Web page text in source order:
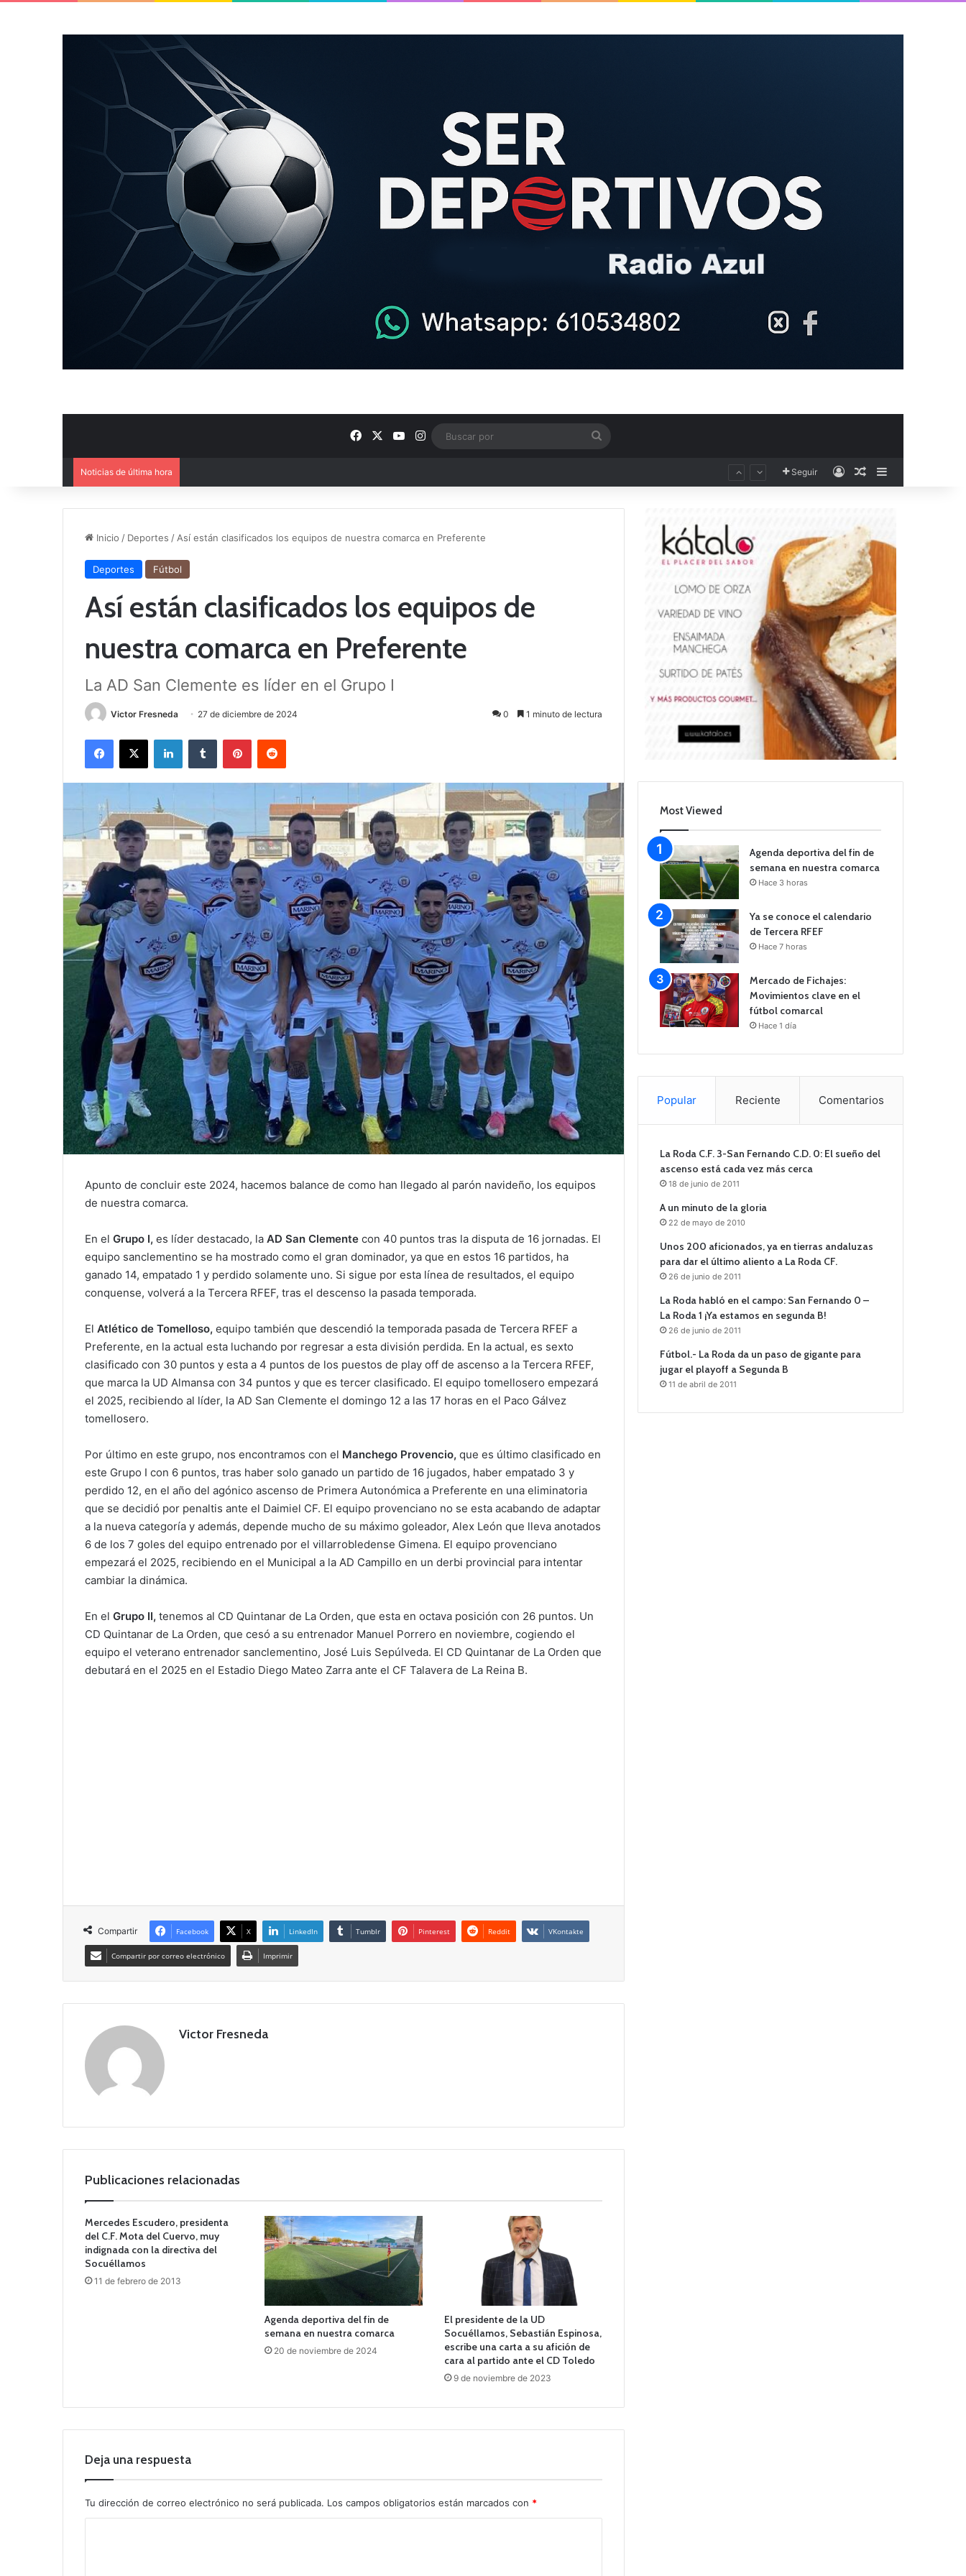
FacebookYouTube
Instagram
Noticias de última hora Seguir AccesoPublicación al
Inicio / Deportes / Así están clasificados los equipos de nuestra comarca en Preferente
Deportes Fútbol
Así están clasificados los equipos de
nuestra comarca en Preferente
La AD San Clemente es líder en el Grupo I
Victor Fresneda 27 de diciembre de 2024 0 1 minuto de lectura
Apunto de concluir este 2024, hacemos balance de como han llegado al parón navideño, los equipos
de nuestra comarca.
En el Grupo I, es líder destacado, la AD San Clemente con 40 puntos tras la disputa de 16 jornadas. El
equipo sanclementino se ha mostrado como el gran dominador, ya que en estos 16 partidos, ha
ganado 14, empatado 1 y perdido solamente uno. Si sigue por esta línea de resultados, el equipo
conquense, volverá a la Tercera RFEF, tras el descenso la pasada temporada.
El Atlético de Tomelloso, equipo también que descendió la temporada pasada de Tercera RFEF a
Preferente, en la actual esta luchando por regresar a esta división perdida. En la actual, es sexto
clasificado con 30 puntos y esta a 4 puntos de los puestos de play off de ascenso a la Tercera RFEF,
que marca la UD Almansa con 34 puntos y que es tercer clasificado. El equipo tomellosero empezará
el 2025, recibiendo al líder, la AD San Clemente el domingo 12 a las 17 horas en el Paco Gálvez
tomellosero.
Por último en este grupo, nos encontramos con el Manchego Provencio, que es último clasificado en
este Grupo I con 6 puntos, tras haber solo ganado un partido de 16 jugados, haber empatado 3 y
perdido 12, en el año del agónico ascenso de Primera Autonómica a Preferente en una eliminatoria
que se decidió por penaltis ante el Daimiel CF. El equipo provenciano no se esta acabando de adaptar
a la nueva categoría y además, depende mucho de su máximo goleador, Alex León que lleva anotados
6 de los 7 goles del equipo entrenado por el villarrobledense Gimena. El equipo provenciano
empezará el 2025, recibiendo en el Municipal a la AD Campillo en un derbi provincial para intentar
cambiar la dinámica.
En el Grupo II, tenemos al CD Quintanar de La Orden, que esta en octava posición con 26 puntos. Un
CD Quintanar de La Orden, que cesó a su entrenador Manuel Porrero en noviembre, cogiendo el
equipo el veterano entrenador sanclementino, José Luis Sepúlveda. El CD Quintanar de La Orden que
debutará en el 2025 en el Estadio Diego Mateo Zarra ante el CF Talavera de La Reina B.
Compartir Facebook X LinkedIn Tumblr Pinterest Reddit VKontakte
Compartir por correo electrónico Imprimir
Victor Fresneda
Publicaciones relacionadas
Mercedes Escudero, presidenta
del C.F. Mota del Cuervo, muy
indignada con la directiva del
Socuéllamos
11 de febrero de 2013
Agenda deportiva del fin de
semana en nuestra comarca
20 de noviembre de 2024
El presidente de la UD
Socuéllamos, Sebastián Espinosa,
escribe una carta a su afición de
cara al partido ante el CD Toledo
9 de noviembre de 2023
Deja una respuesta
Tu dirección de correo electrónico no será publicada. Los campos obligatorios están marcados con *
Most Viewed
Agenda deportiva del fin de
semana en nuestra comarca
Hace 3 horas
Ya se conoce el calendario
de Tercera RFEF
Hace 7 horas
Mercado de Fichajes:
Movimientos clave en el
fútbol comarcal
Hace 1 día
Popular Reciente Comentarios
La Roda C.F. 3-San Fernando C.D. 0: El sueño del
ascenso está cada vez más cerca
18 de junio de 2011
A un minuto de la gloria
22 de mayo de 2010
Unos 200 aficionados, ya en tierras andaluzas
para dar el último aliento a La Roda CF.
26 de junio de 2011
La Roda habló en el campo: San Fernando 0 –
La Roda 1 ¡Ya estamos en segunda B!
26 de junio de 2011
Fútbol.- La Roda da un paso de gigante para
jugar el playoff a Segunda B
11 de abril de 2011